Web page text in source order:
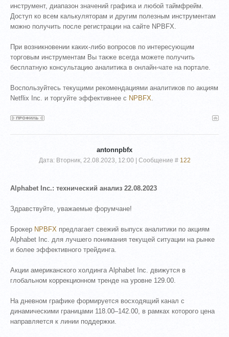
инструмент, диапазон значений графика и любой таймфрейм.
Доступ ко всем калькуляторам и другим полезным инструментам
можно получить после регистрации на сайте NPBFX.
При возникновении каких-либо вопросов по интересующим
торговым инструментам Вы также всегда можете получить
бесплатную консультацию аналитика в онлайн-чате на портале.
Воспользуйтесь текущими рекомендациями аналитиков по акциям
Netflix Inc. и торгуйте эффективнее с NPBFX
antonnpbfx
Дата: Вторник, 22.08.2023, 12:00 | Сообщение # 122
Alphabet Inc.: технический анализ 22.08.2023
Здравствуйте, уважаемые форумчане!
Брокер NPBFX предлагает свежий выпуск аналитики по акциям
Alphabet Inc. для лучшего понимания текущей ситуации на рынке
и более эффективного трейдинга.
Акции американского холдинга Alphabet Inc. движутся в
глобальном коррекционном тренде на уровне 129.00.
На дневном графике формируется восходящий канал с
динамическими границами 118.00–142.00, в рамках которого цена
направляется к линии поддержки.